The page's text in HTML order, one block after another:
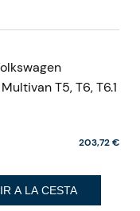
T5, T6, T6.1
203,72 €
A LA CESTA